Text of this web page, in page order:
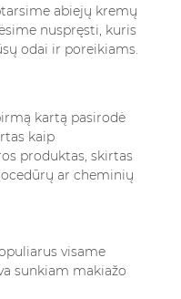
abiejų kremų
nuspręsti, kuris
odai ir poreikiams.
kartą pasirodė
kaip
produktas, skirtas
ar cheminių
visame
sunkiam makiažo